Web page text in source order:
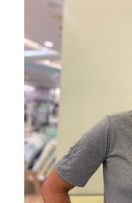
Заказывал в зеленой
комплексный
оперативно , и главное
работаю, все
университет по этому
молодцы ребята